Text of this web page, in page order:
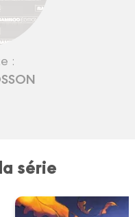
:
série